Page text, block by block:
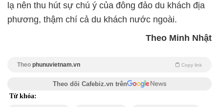
lạ nên thu hút sự chú ý của đông đảo du khách địa
phương, thậm chí cả du khách nước ngoài.
Theo Minh Nhật
Theo phunuvietnam.vn Copy link
Theo dõi Cafebiz.vn trên
Từ khóa: